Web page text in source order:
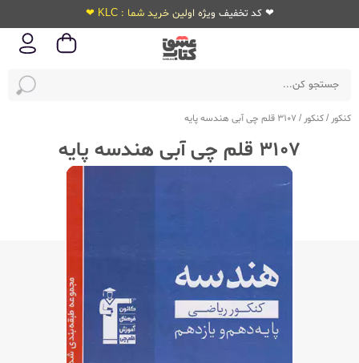
❤ کد تخفیف ویژه اولین خرید شما : KLC ❤
کنکور /کنکور / 3107 قلم چی آبی هندسه پایه
3107 قلم چی آبی هندسه پایه